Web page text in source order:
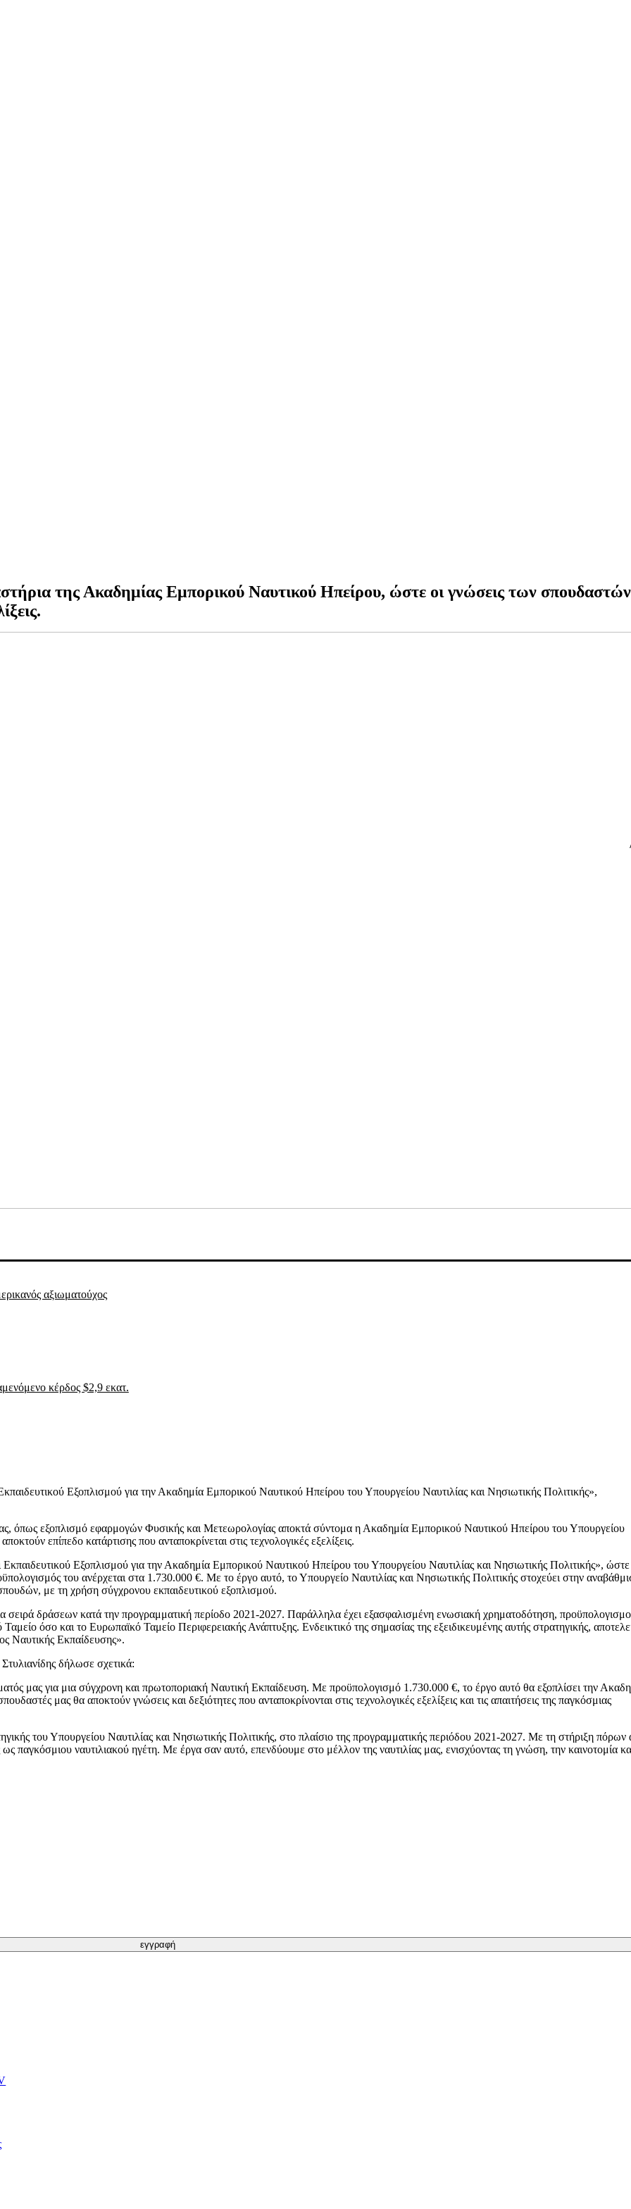
της Ακαδημίας Εμπορικού Ναυτικού Ηπείρου, ώστε οι γνώσεις των σπουδαστών
αξιωματούχος
κέρδος $2,9 εκατ.
Εξοπλισμού για την Ακαδημία Εμπορικού Ναυτικού Ηπείρου του Υπουργείου Ναυτιλίας και Νησιωτικής Πολιτικής»,
όπως εξοπλισμό εφαρμογών Φυσικής και Μετεωρολογίας αποκτά σύντομα η Ακαδημία Εμπορικού Ναυτικού Ηπείρου του Υπουργείου
επίπεδο κατάρτισης που ανταποκρίνεται στις τεχνολογικές εξελίξεις.
Εξοπλισμού για την Ακαδημία Εμπορικού Ναυτικού Ηπείρου του Υπουργείου Ναυτιλίας και Νησιωτικής Πολιτικής»,
του ανέρχεται στα 1.730.000 €. Με το έργο αυτό, το Υπουργείο Ναυτιλίας και Νησιωτικής Πολιτικής στοχεύει στην
με τη χρήση σύγχρονου εκπαιδευτικού εξοπλισμού.
σειρά δράσεων κατά την προγραμματική περίοδο 2021-2027. Παράλληλα έχει εξασφαλισμένη ενωσιακή χρηματοδότηση,
όσο και το Ευρωπαϊκό Ταμείο Περιφερειακής Ανάπτυξης. Ενδεικτικό της σημασίας της εξειδικευμένης αυτής στρατηγικής,
Ναυτικής Εκπαίδευσης».
δήλωσε σχετικά:
μας για μια σύγχρονη και πρωτοποριακή Ναυτική Εκπαίδευση. Με προϋπολογισμό 1.730.000 €, το έργο αυτό θα εξοπλίσει την
μας θα αποκτούν γνώσεις και δεξιότητες που ανταποκρίνονται στις τεχνολογικές εξελίξεις και τις απαιτήσεις της παγκόσμιας
του Υπουργείου Ναυτιλίας και Νησιωτικής Πολιτικής, στο πλαίσιο της προγραμματικής περιόδου 2021-2027. Με τη στήριξη πόρων
ναυτιλιακού ηγέτη. Με έργα σαν αυτό, επενδύουμε στο μέλλον της ναυτιλίας μας, ενισχύοντας τη γνώση, την καινοτομία
εγγραφή